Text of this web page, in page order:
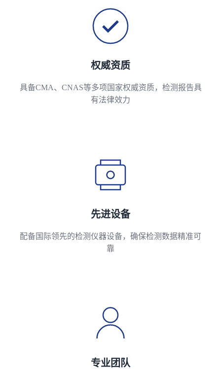
权威资质
具备CMA、CNAS等多项国家权威资质，检测报告具
有法律效力
先进设备
配备国际领先的检测仪器设备，确保检测数据精准可
靠
专业团队